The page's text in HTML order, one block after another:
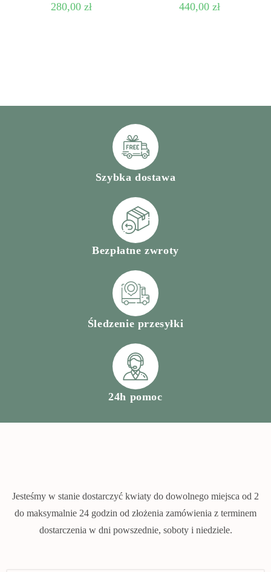
280,00zł 440,00 zł
Szybka dostawa
Bezpłatne zwroty
Śledzenie przesyłki
24h pomoc
Jesteśmy w stanie dostarczyć kwiaty do dowolnego miejsca od 2
do maksymalnie 24 godzin od złożenia zamówienia z terminem
dostarczenia w dni powszednie, soboty i niedziele.